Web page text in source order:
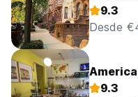
9.3
Desde
9.3